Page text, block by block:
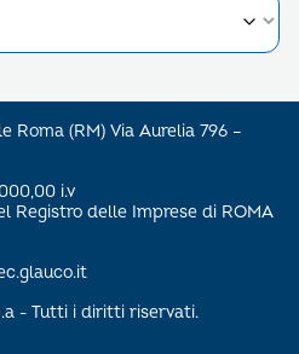
Roma (RM) Via Aurelia 796 –
i.v
Registro delle Imprese di ROMA
- Tutti i diritti riservati.